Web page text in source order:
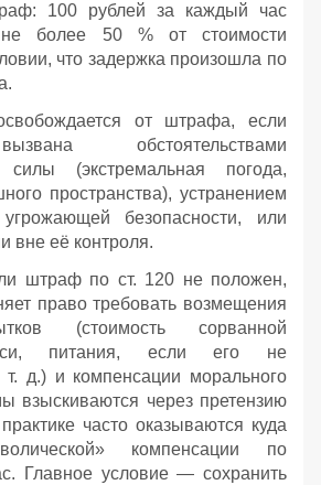
100 рублей за каждый час
не более 50 % от стоимости
что задержка произошла по
от штрафа, если
обстоятельствами
силы (экстремальная погода,
пространства), устранением
угрожающей безопасности, или
вне её контроля.
штраф по ст. 120 не положен,
право требовать возмещения
(стоимость сорванной
питания, если его не
т. д.) и компенсации морального
взыскиваются через претензию
часто оказываются куда
компенсации по
Главное условие — сохранить